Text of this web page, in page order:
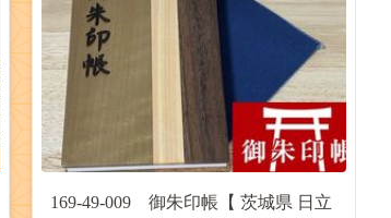
169-49-009 御朱印帳【 茨城県 日立